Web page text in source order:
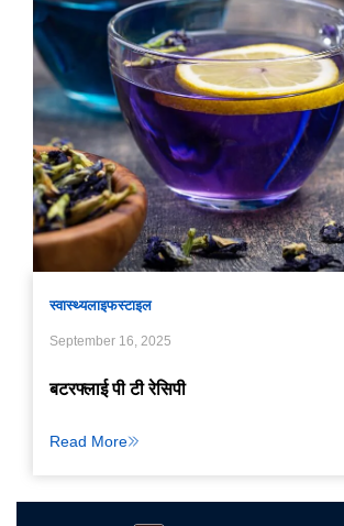
स्वास्थ्यलाइफस्टाइल
September 16, 2025
बटरफ्लाई पी टी रेसिपी
Read More